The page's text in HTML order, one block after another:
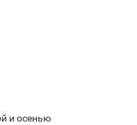
и осенью